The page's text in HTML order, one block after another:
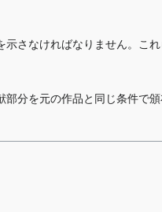
さなければなりません。こ
分を元の作品と同じ条件で